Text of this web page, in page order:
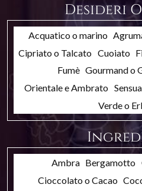
Desideri
Acquatico o marino
Cipriato o Talcato Cuoiato
Fumè Gourmand o
Orientale e Ambrato
Verde o
Ambra Bergamotto
Cioccolato o Cacao